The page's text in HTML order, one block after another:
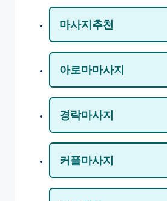
마사지추천
아로마마사지
경락마사지
커플마사지